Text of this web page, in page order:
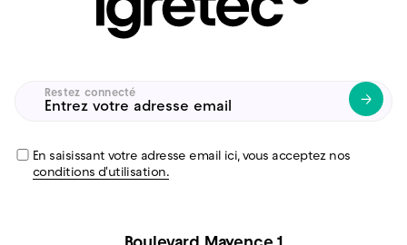
Restez connecté
Untitled(Nécessaire)
En saisissant votre adresse email ici, vous acceptez nos
conditions d'utilisation.